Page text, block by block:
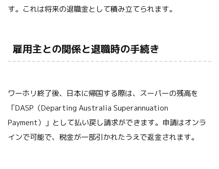
す。これは将来の退職金として積み立てられます。
雇用主との関係と退職時の手続き
ワーホリ終了後、日本に帰国する際は、スーパーの残高を
「DASP（Departing Australia Superannuation
Payment）」として払い戻し請求ができます。申請はオンラ
インで可能で、税金が一部引かれたうえで返金されます。